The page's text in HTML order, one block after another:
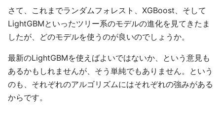
さて、これまでランダムフォレスト、XGBoost、そして
LightGBMといったツリー系のモデルの進化を見てきたま
したが、どのモデルを使うのが良いのでしょうか。
最新のLightGBMを使えばよいではないか、という意見も
あるかもしれませんが、そう単純でもありません。という
のも、それぞれのアルゴリズムにはそれぞれの強みがある
からです。